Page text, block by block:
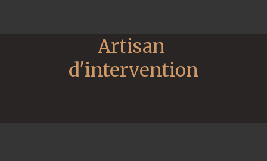
Artisan
d'intervention